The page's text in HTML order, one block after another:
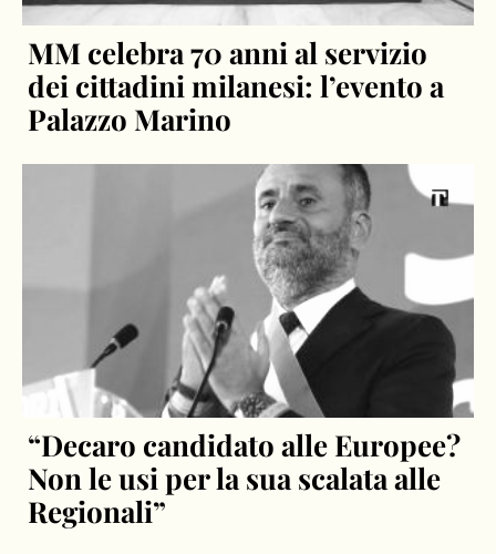
MM celebra 70 anni al servizio
dei cittadini milanesi: l’evento a
Palazzo Marino
“Decaro candidato alle Europee?
Non le usi per la sua scalata alle
Regionali”